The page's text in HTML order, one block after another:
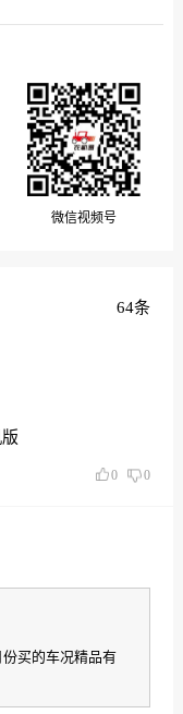
微信视频号
64条
0 0
买的车况精品有